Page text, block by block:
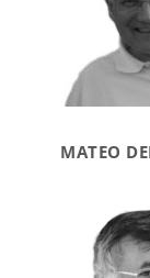
MATEO